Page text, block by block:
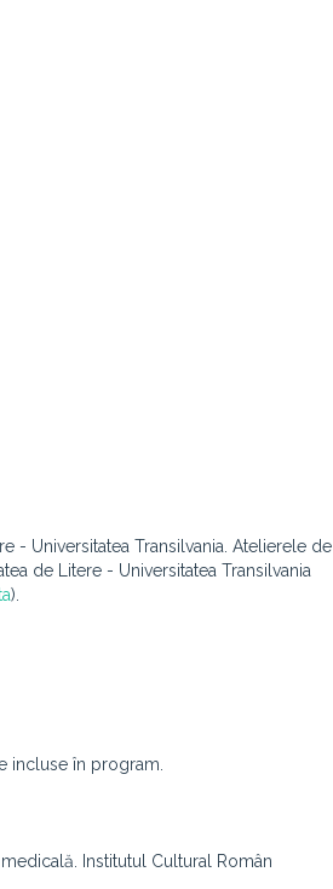
- Universitatea Transilvania. Atelierele de
de Litere - Universitatea Transilvania
).
incluse în program.
Institutul Cultural Român